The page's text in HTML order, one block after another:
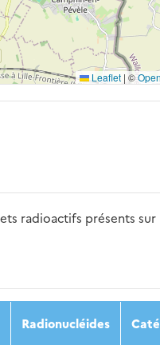
Leaflet | ©
radioactifs présents sur
2021
Radionucléides